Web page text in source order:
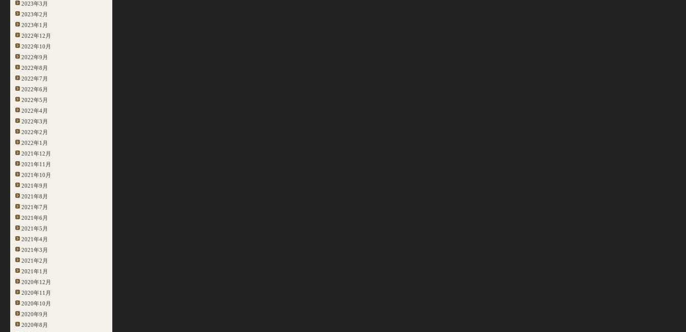
2023年3月
2023年2月
2023年1月
2022年12月
2022年10月
2022年9月
2022年8月
2022年7月
2022年6月
2022年5月
2022年4月
2022年3月
2022年2月
2022年1月
2021年12月
2021年11月
2021年10月
2021年9月
2021年8月
2021年7月
2021年6月
2021年5月
2021年4月
2021年3月
2021年2月
2021年1月
2020年12月
2020年11月
2020年10月
2020年9月
2020年8月